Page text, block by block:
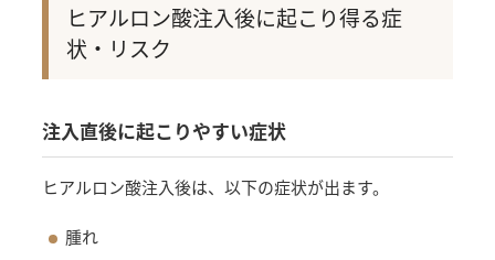
ヒアルロン酸注入後に起こり得る症
状・リスク
注入直後に起こりやすい症状
ヒアルロン酸注入後は、以下の症状が出ます。
腫れ